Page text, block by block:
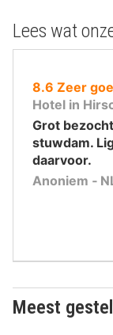
Lees wat
8.6 uit
10
,
Zeer
Hotel in
Grot
stuwdam.
daarvoor.
Anoniem ‐
Meest